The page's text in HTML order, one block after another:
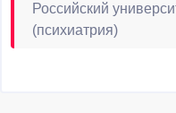
Российский
(психиатрия)